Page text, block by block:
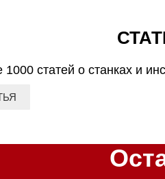
1000 статей о станках и